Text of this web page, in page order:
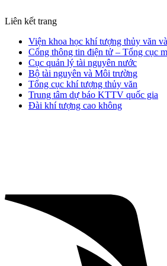
Liên kết trang
Viện khoa học khí tượng thủy văn
Cổng thông tin điện tử – Tổng cục
Cục quản lý tài nguyên nước
Bộ tài nguyên và Môi trường
Tổng cục khí tượng thủy văn
Trung tâm dự báo KTTV quốc gia
Đài khí tượng cao không